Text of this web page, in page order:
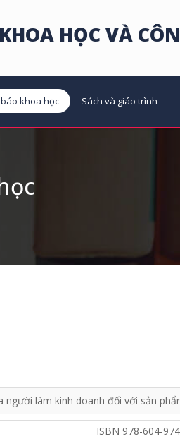
HỌC VÀ
khoa học Sách và giáo trình
người làm kinh doanh đối với sản
ISBN 978-604-